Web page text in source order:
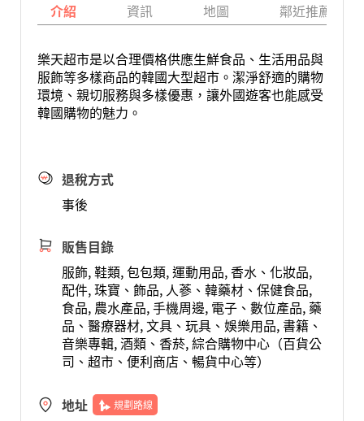
介紹 資訊 地圖 鄰近推薦景點
樂天超市是以合理價格供應生鮮食品、生活用品與
服飾等多樣商品的韓國大型超市。潔淨舒適的購物
環境、親切服務與多樣優惠，讓外國遊客也能感受
韓國購物的魅力。
退稅方式
事後
販售目錄
服飾, 鞋類, 包包類, 運動用品, 香水、化妝品,
配件, 珠寶、飾品, 人蔘、韓藥材、保健食品,
食品, 農水產品, 手機周邊, 電子、數位產品, 藥
品、醫療器材, 文具、玩具、娛樂用品, 書籍、
音樂專輯, 酒類、香菸, 綜合購物中心（百貨公
司、超市、便利商店、暢貨中心等）
地址 規劃路線